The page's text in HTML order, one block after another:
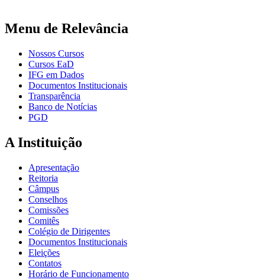
Menu de Relevância
Nossos Cursos
Cursos EaD
IFG em Dados
Documentos Institucionais
Transparência
Banco de Notícias
PGD
A Instituição
Apresentação
Reitoria
Câmpus
Conselhos
Comissões
Comitês
Colégio de Dirigentes
Documentos Institucionais
Eleições
Contatos
Horário de Funcionamento